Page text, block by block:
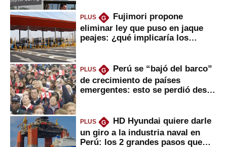
PLUS G
Fujimori propone
eliminar ley que puso en jaque
peajes: ¿qué implicaría los
PLUS G
Perú se “bajó del barco”
de crecimiento de países
emergentes: esto se perdió desde
PLUS G
HD Hyundai quiere darle
un giro a la industria naval en
Perú: los 2 grandes pasos que